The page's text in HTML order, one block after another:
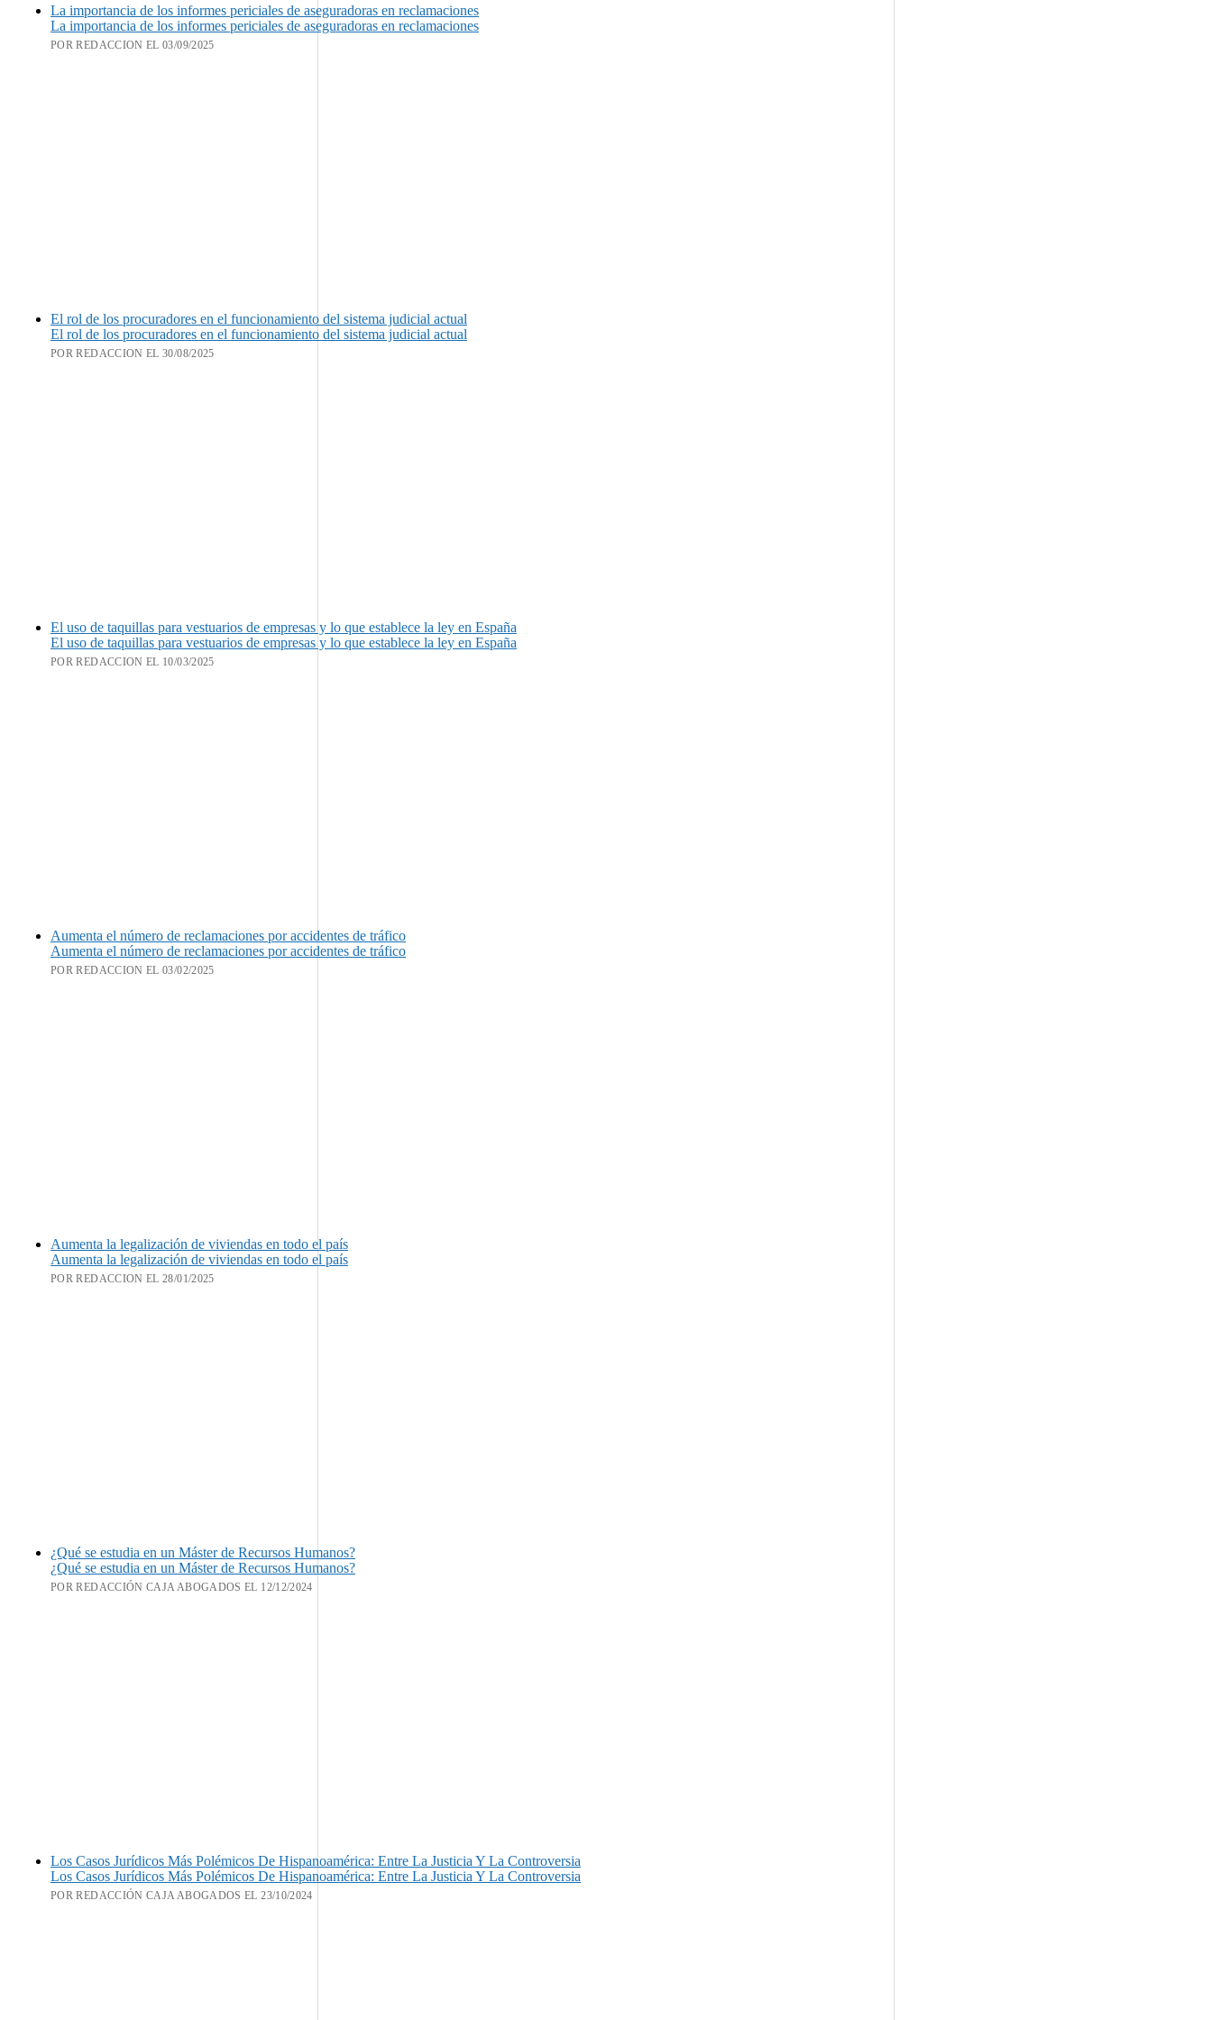
La importancia de los informes periciales de aseguradoras en reclamaciones
La importancia de los informes periciales de aseguradoras en reclamaciones
POR REDACCION EL 03/09/2025
El rol de los procuradores en el funcionamiento del sistema judicial actual
El rol de los procuradores en el funcionamiento del sistema judicial actual
POR REDACCION EL 30/08/2025
El uso de taquillas para vestuarios de empresas y lo que establece la ley en España
El uso de taquillas para vestuarios de empresas y lo que establece la ley en España
POR REDACCION EL 10/03/2025
Aumenta el número de reclamaciones por accidentes de tráfico
Aumenta el número de reclamaciones por accidentes de tráfico
POR REDACCION EL 03/02/2025
Aumenta la legalización de viviendas en todo el país
Aumenta la legalización de viviendas en todo el país
POR REDACCION EL 28/01/2025
¿Qué se estudia en un Máster de Recursos Humanos?
¿Qué se estudia en un Máster de Recursos Humanos?
POR REDACCIÓN CAJA ABOGADOS EL 12/12/2024
Los Casos Jurídicos Más Polémicos De Hispanoamérica: Entre La Justicia Y La Controversia
Los Casos Jurídicos Más Polémicos De Hispanoamérica: Entre La Justicia Y La Controversia
POR REDACCIÓN CAJA ABOGADOS EL 23/10/2024